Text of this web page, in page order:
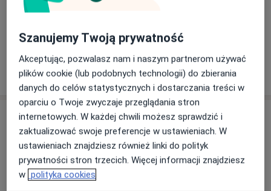
internet
Pokaż więcej
o adresie
Ubezpieczenia - brak akceptowanych
Ten specjalista przyjmuje wyłącznie pacjentów
prywatnych. Możesz opłacić wizytę samodzielnie lub
znaleźć innego specjalistę, który akceptuje Twoje
ubezpieczenie.
Szanujemy Twoją prywatność
Akceptując, pozwalasz nam i naszym partnerom używać
plików cookie (lub podobnych technologii) do zbierania
danych do celów statystycznych i dostarczania treści w
oparciu o Twoje zwyczaje przeglądania stron
internetowych. W każdej chwili możesz sprawdzić i
zaktualizować swoje preferencje w ustawieniach. W
ustawieniach znajdziesz również linki do polityk
prywatności stron trzecich. Więcej informacji znajdziesz
w polityka cookies